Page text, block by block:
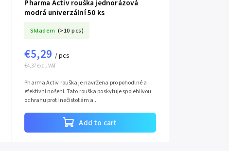
Pharma Activ rouška jednorázová
modrá univerzální 50 ks
Skladem (>10 pcs)
€4,37 excl. VAT
€5,29/ pcs
Add to cart
Pharma Activ rouška je navržena pro pohodlné a
efektivní nošení. Tato rouška poskytuje spolehlivou
ochranu proti nečistotám a...